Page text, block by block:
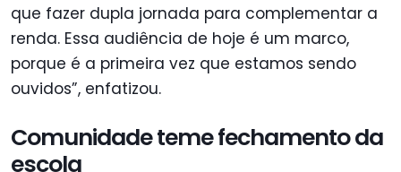
que fazer dupla jornada para complementar a
renda. Essa audiência de hoje é um marco,
porque é a primeira vez que estamos sendo
ouvidos”, enfatizou.
Comunidade teme fechamento da
escola